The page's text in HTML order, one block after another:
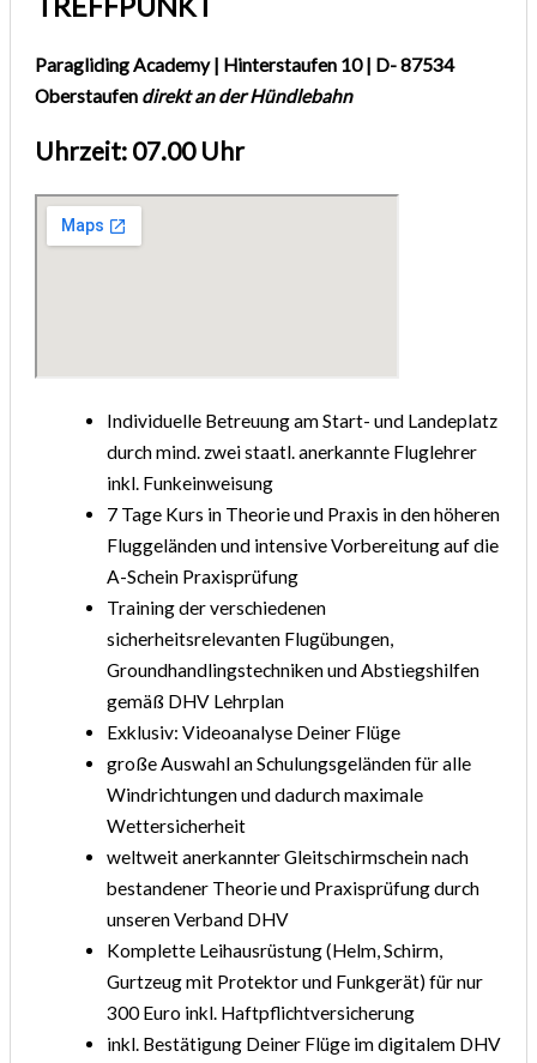
Paragliding Academy | Hinterstaufen 10 | D- 87534
Oberstaufen direkt an der Hündlebahn
Uhrzeit: 07.00 Uhr
Individuelle Betreuung am Start- und Landeplatz
durch mind. zwei staatl. anerkannte Fluglehrer
inkl. Funkeinweisung
7 Tage Kurs in Theorie und Praxis in den höheren
Fluggeländen und intensive Vorbereitung auf die
A-Schein Praxisprüfung
Training der verschiedenen
sicherheitsrelevanten Flugübungen,
Groundhandlingstechniken und Abstiegshilfen
gemäß DHV Lehrplan
Exklusiv: Videoanalyse Deiner Flüge
große Auswahl an Schulungsgeländen für alle
Windrichtungen und dadurch maximale
Wettersicherheit
weltweit anerkannter Gleitschirmschein nach
bestandener Theorie und Praxisprüfung durch
unseren Verband DHV
Komplette Leihausrüstung (Helm, Schirm,
Gurtzeug mit Protektor und Funkgerät) für nur
300 Euro inkl. Haftpflichtversicherung
inkl. Bestätigung Deiner Flüge im digitalem DHV